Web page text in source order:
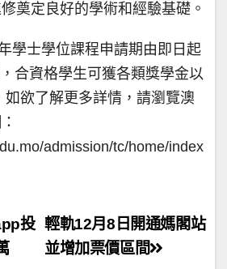
奠定良好的學術和經驗基礎。
學士學位課程申請期由即日起
合資格學生可獲各類獎學金以
如欲了解更多詳情，請瀏覽澳
admission/tc/home/index
輕軌12月8日開通媽閣站
並增加票價區間
投